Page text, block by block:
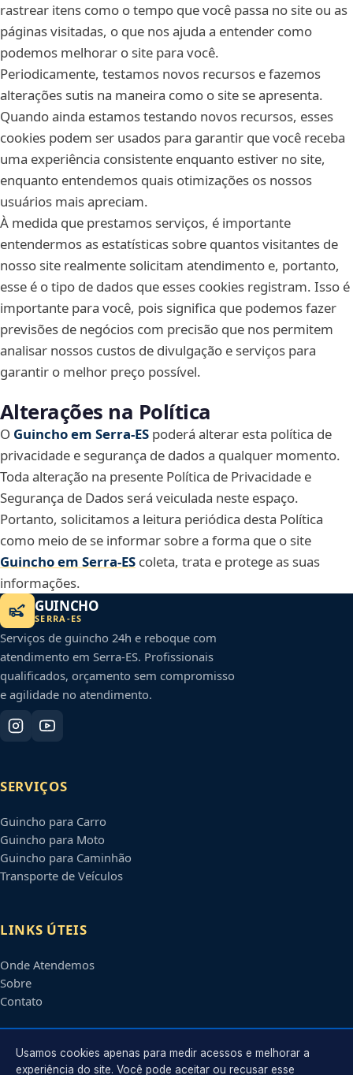
rastrear itens como o tempo que você passa no site ou as
páginas visitadas, o que nos ajuda a entender como
podemos melhorar o site para você.
Periodicamente, testamos novos recursos e fazemos
alterações sutis na maneira como o site se apresenta.
Quando ainda estamos testando novos recursos, esses
cookies podem ser usados para garantir que você receba
uma experiência consistente enquanto estiver no site,
enquanto entendemos quais otimizações os nossos
usuários mais apreciam.
À medida que prestamos serviços, é importante
entendermos as estatísticas sobre quantos visitantes de
nosso site realmente solicitam atendimento e, portanto,
esse é o tipo de dados que esses cookies registram. Isso é
importante para você, pois significa que podemos fazer
previsões de negócios com precisão que nos permitem
analisar nossos custos de divulgação e serviços para
garantir o melhor preço possível.
Alterações na Política
O Guincho em Serra‑ES poderá alterar esta política de
privacidade e segurança de dados a qualquer momento.
Toda alteração na presente Política de Privacidade e
Segurança de Dados será veiculada neste espaço.
Portanto, solicitamos a leitura periódica desta Política
como meio de se informar sobre a forma que o site
Guincho em Serra‑ES coleta, trata e protege as suas
informações.
GUINCHO
SERRA-ES
Serviços de guincho 24h e reboque com
atendimento em Serra-ES. Profissionais
qualificados, orçamento sem compromisso
e agilidade no atendimento.
SERVIÇOS
Guincho para Carro
Guincho para Moto
Guincho para Caminhão
Transporte de Veículos
LINKS ÚTEIS
Onde Atendemos
Sobre
Contato
CONTATO
Usamos cookies apenas para medir acessos e melhorar a
experiência do site. Você pode aceitar ou recusar esse